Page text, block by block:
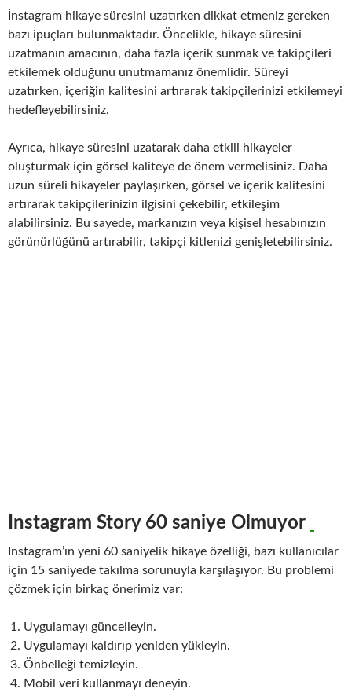
İnstagram hikaye süresini uzatırken dikkat etmeniz gereken
bazı ipuçları bulunmaktadır. Öncelikle, hikaye süresini
uzatmanın amacının, daha fazla içerik sunmak ve takipçileri
etkilemek olduğunu unutmamanız önemlidir. Süreyi
uzatırken, içeriğin kalitesini artırarak takipçilerinizi etkilemeyi
hedefleyebilirsiniz.
Ayrıca, hikaye süresini uzatarak daha etkili hikayeler
oluşturmak için görsel kaliteye de önem vermelisiniz. Daha
uzun süreli hikayeler paylaşırken, görsel ve içerik kalitesini
artırarak takipçilerinizin ilgisini çekebilir, etkileşim
alabilirsiniz. Bu sayede, markanızın veya kişisel hesabınızın
görünürlüğünü artırabilir, takipçi kitlenizi genişletebilirsiniz.
Instagram Story 60 saniye Olmuyor
Instagram’ın yeni 60 saniyelik hikaye özelliği, bazı kullanıcılar
için 15 saniyede takılma sorunuyla karşılaşıyor. Bu problemi
çözmek için birkaç önerimiz var:
Uygulamayı güncelleyin.
Uygulamayı kaldırıp yeniden yükleyin.
Önbelleği temizleyin.
Mobil veri kullanmayı deneyin.